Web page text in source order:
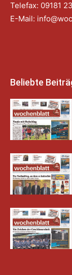
Telefax: 09181
E-Mail:
Beliebte